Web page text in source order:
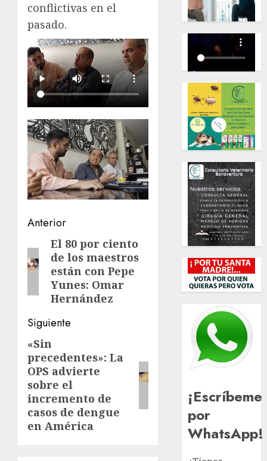
conflictivas en el
pasado.
Navegación
de
entradas
Anterior
Entrada
anterior:
El 80 por ciento
de los maestros
están con Pepe
Yunes: Omar
Hernández
Siguiente
Siguiente
entrada:
«Sin
precedentes»: La
OPS advierte
sobre el
incremento de
casos de dengue
en América
¡Escríbeme
por
WhatsApp!